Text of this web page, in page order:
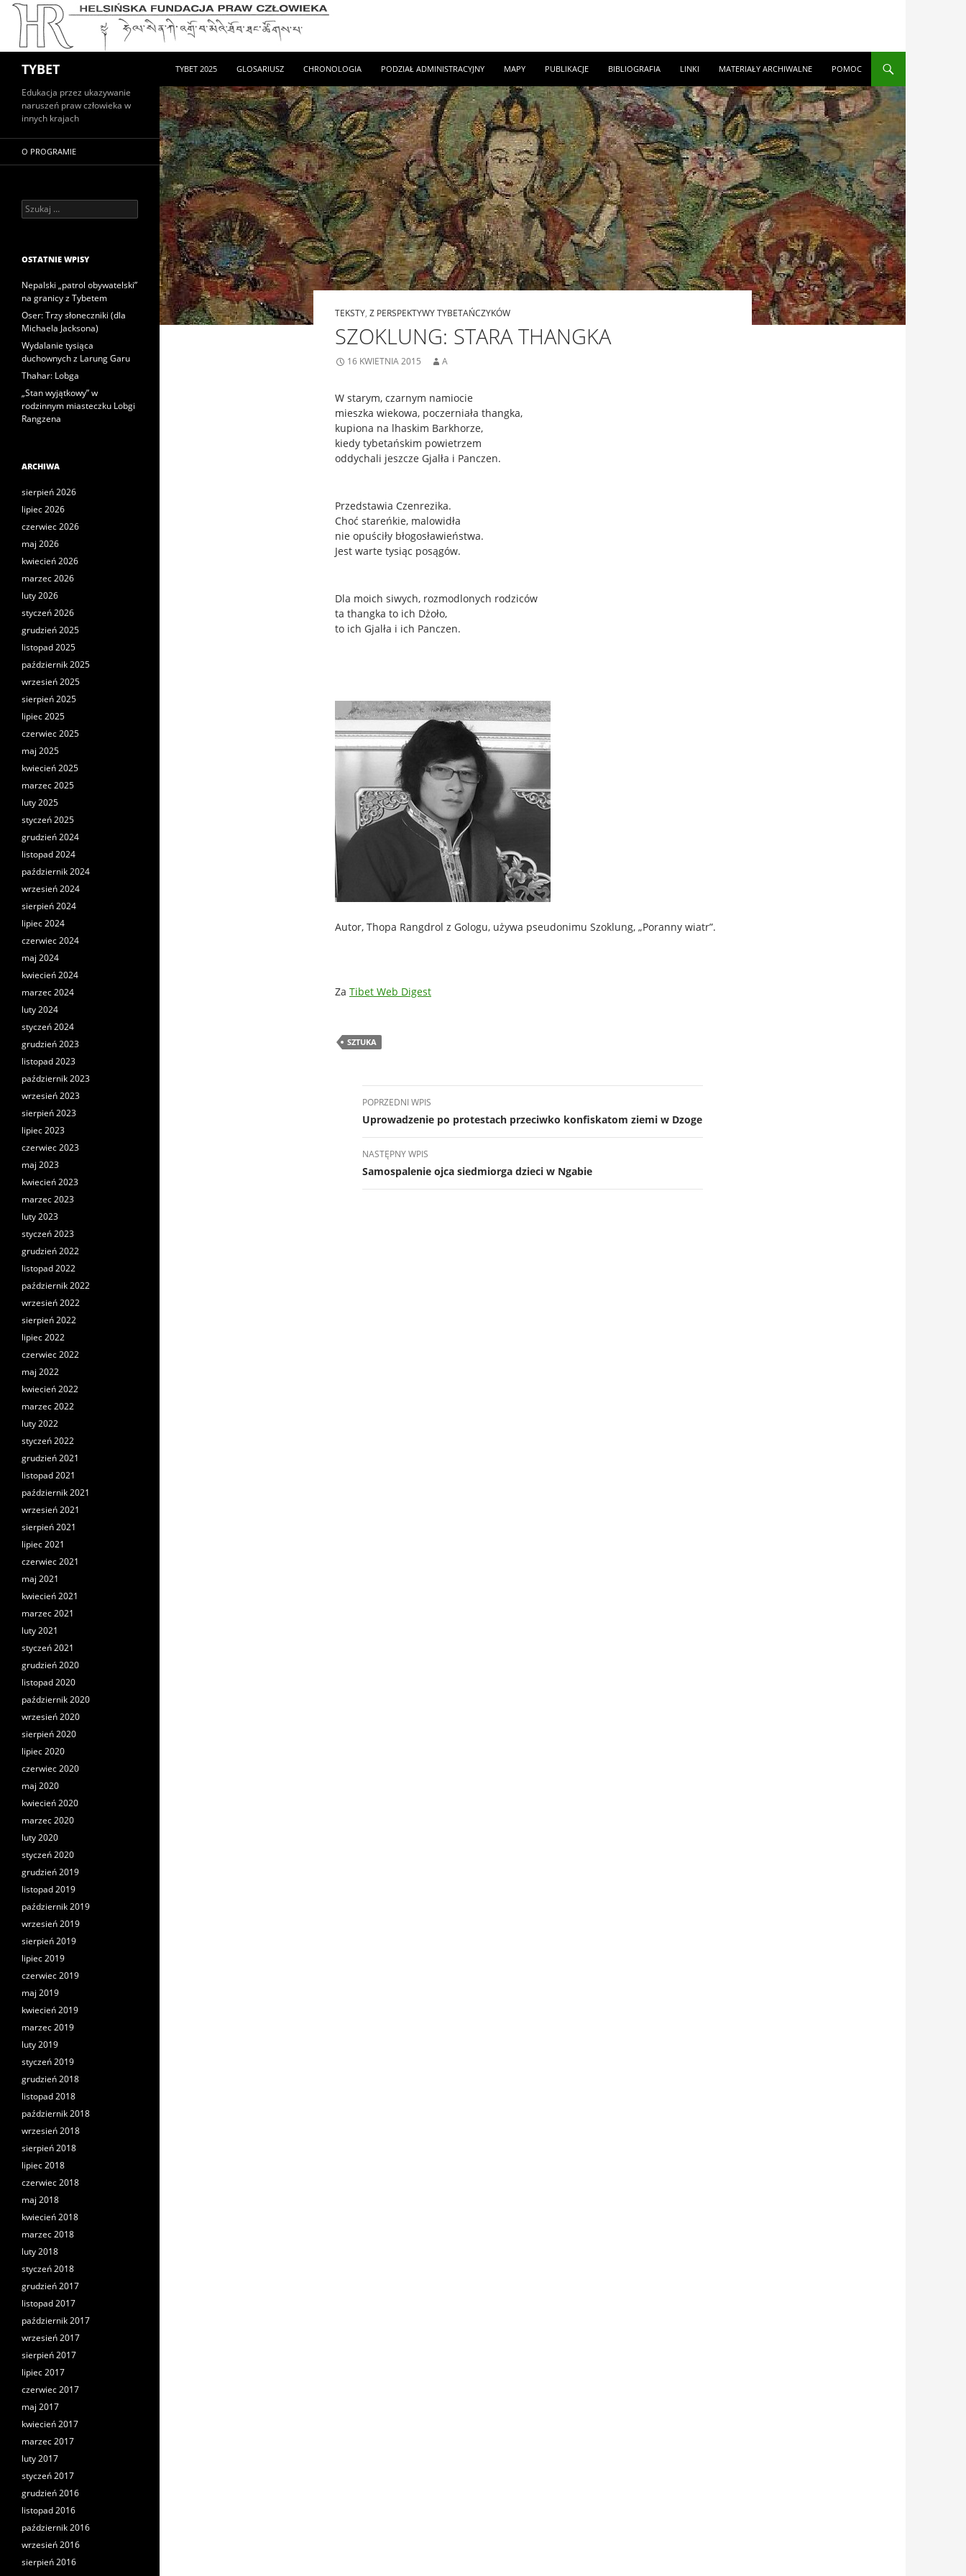
TYBET
TYBET 2025
GLOSARIUSZ CHRONOLOGIA PODZIAŁ ADMINISTRACYJNY MAPY PUBLIKACJE BIBLIOGRAFIA LINKI MATERIAŁY ARCHIWALNE POMOC
TEKSTY, Z PERSPEKTYWY TYBETAŃCZYKÓW
SZOKLUNG: STARA THANGKA
16 KWIETNIA 2015 A
W starym, czarnym namiocie
mieszka wiekowa, poczerniała thangka,
kupiona na lhaskim Barkhorze,
kiedy tybetańskim powietrzem
oddychali jeszcze Gjalła i Panczen.
Przedstawia Czenrezika.
Choć stareńkie, malowidła
nie opuściły błogosławieństwa.
Jest warte tysiąc posągów.
Dla moich siwych, rozmodlonych rodziców
ta thangka to ich Dżoło,
to ich Gjalła i ich Panczen.
Autor, Thopa Rangdrol z Gologu, używa pseudonimu Szoklung, „Poranny wiatr”.
Za Tibet Web Digest
SZTUKA
Nawigacja
wpisu
POPRZEDNI WPIS
Uprowadzenie po protestach przeciwko konfiskatom ziemi w Dzoge
NASTĘPNY WPIS
Samospalenie ojca siedmiorga dzieci w Ngabie
Edukacja przez ukazywanie
naruszeń praw człowieka w
innych krajach
O PROGRAMIE
Szukaj:
OSTATNIE WPISY
Nepalski „patrol obywatelski”
na granicy z Tybetem
Oser: Trzy słoneczniki (dla
Michaela Jacksona)
Wydalanie tysiąca
duchownych z Larung Garu
Thahar: Lobga
„Stan wyjątkowy” w
rodzinnym miasteczku Lobgi
Rangzena
ARCHIWA
sierpień 2026
lipiec 2026
czerwiec 2026
maj 2026
kwiecień 2026
marzec 2026
luty 2026
styczeń 2026
grudzień 2025
listopad 2025
październik 2025
wrzesień 2025
sierpień 2025
lipiec 2025
czerwiec 2025
maj 2025
kwiecień 2025
marzec 2025
luty 2025
styczeń 2025
grudzień 2024
listopad 2024
październik 2024
wrzesień 2024
sierpień 2024
lipiec 2024
czerwiec 2024
maj 2024
kwiecień 2024
marzec 2024
luty 2024
styczeń 2024
grudzień 2023
listopad 2023
październik 2023
wrzesień 2023
sierpień 2023
lipiec 2023
czerwiec 2023
maj 2023
kwiecień 2023
marzec 2023
luty 2023
styczeń 2023
grudzień 2022
listopad 2022
październik 2022
wrzesień 2022
sierpień 2022
lipiec 2022
czerwiec 2022
maj 2022
kwiecień 2022
marzec 2022
luty 2022
styczeń 2022
grudzień 2021
listopad 2021
październik 2021
wrzesień 2021
sierpień 2021
lipiec 2021
czerwiec 2021
maj 2021
kwiecień 2021
marzec 2021
luty 2021
styczeń 2021
grudzień 2020
listopad 2020
październik 2020
wrzesień 2020
sierpień 2020
lipiec 2020
czerwiec 2020
maj 2020
kwiecień 2020
marzec 2020
luty 2020
styczeń 2020
grudzień 2019
listopad 2019
październik 2019
wrzesień 2019
sierpień 2019
lipiec 2019
czerwiec 2019
maj 2019
kwiecień 2019
marzec 2019
luty 2019
styczeń 2019
grudzień 2018
listopad 2018
październik 2018
wrzesień 2018
sierpień 2018
lipiec 2018
czerwiec 2018
maj 2018
kwiecień 2018
marzec 2018
luty 2018
styczeń 2018
grudzień 2017
listopad 2017
październik 2017
wrzesień 2017
sierpień 2017
lipiec 2017
czerwiec 2017
maj 2017
kwiecień 2017
marzec 2017
luty 2017
styczeń 2017
grudzień 2016
listopad 2016
październik 2016
wrzesień 2016
sierpień 2016